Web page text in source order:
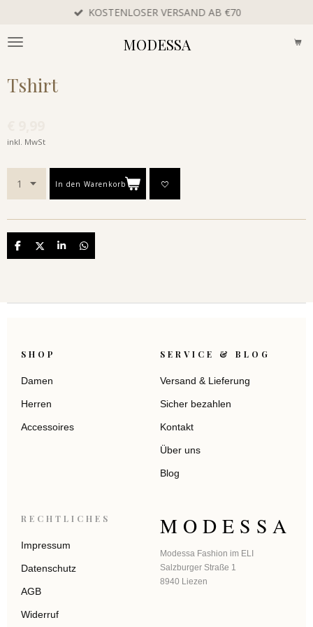
springen
MODESSA
KOSTENLOSER VERSAND AB €70
Tshirt
inkl. MwSt
In den Warenkorb
TeilenTeilenTeilenTeilen
SHOP
Damen
Herren
Accessoires
SERVICE & BLOG
Versand & Lieferung
Sicher bezahlen
Kontakt
Über uns
Blog
RECHTLICHES
Impressum
Datenschutz
AGB
Widerruf
MODESSA
Modessa Fashion im ELI
Salzburger Straße 1
8940 Liezen